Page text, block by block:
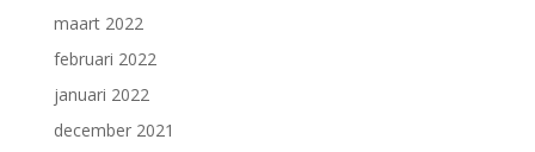
maart 2022
februari 2022
januari 2022
december 2021